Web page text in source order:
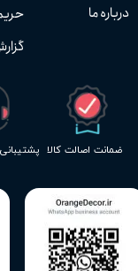
پشتیبانی ۲۴ ضمانت اصالت کالا
درباره ما